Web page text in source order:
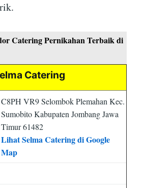
Catering Pernikahan Terbaik di
Catering
C8PH VR9 Selombok Plemahan Kec.
Sumobito Kabupaten Jombang Jawa
Timur 61482
Lihat Selma Catering di Google
Map